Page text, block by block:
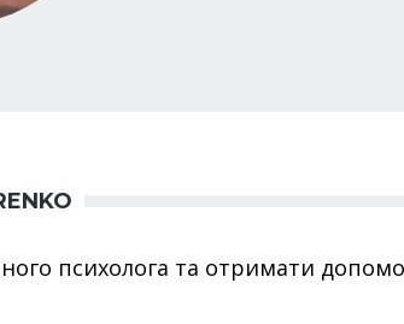
психолога та отримати